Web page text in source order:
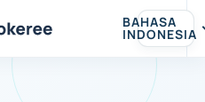
BAHASA
INDONESIA